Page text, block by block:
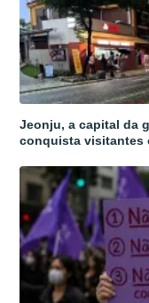
Jeonju, a capital da
conquista visitantes